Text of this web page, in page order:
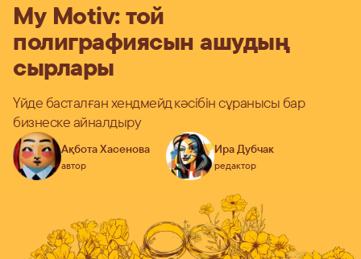
My Motiv: той
полиграфиясын ашудың
сырлары
Үйде басталған хендмейд кәсібін сұранысы бар
бизнеске айналдыру
Ақбота Хасенова
автор
Ира Дубчак
редактор